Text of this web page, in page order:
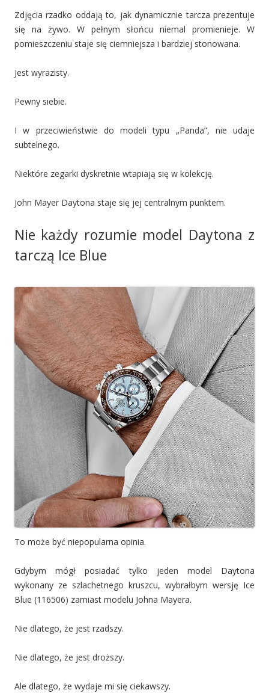
Zdjęcia rzadko oddają to, jak dynamicznie tarcza prezentuje
się na żywo. W pełnym słońcu niemal promienieje. W
pomieszczeniu staje się ciemniejsza i bardziej stonowana.
Jest wyrazisty.
Pewny siebie.
I w przeciwieństwie do modeli typu „Panda”, nie udaje
subtelnego.
Niektóre zegarki dyskretnie wtapiają się w kolekcję.
John Mayer Daytona staje się jej centralnym punktem.
Nie każdy rozumie model Daytona z
tarczą Ice Blue
To może być niepopularna opinia.
Gdybym mógł posiadać tylko jeden model Daytona
wykonany ze szlachetnego kruszcu, wybrałbym wersję Ice
Blue (116506) zamiast modelu Johna Mayera.
Nie dlatego, że jest rzadszy.
Nie dlatego, że jest droższy.
Ale dlatego, że wydaje mi się ciekawszy.